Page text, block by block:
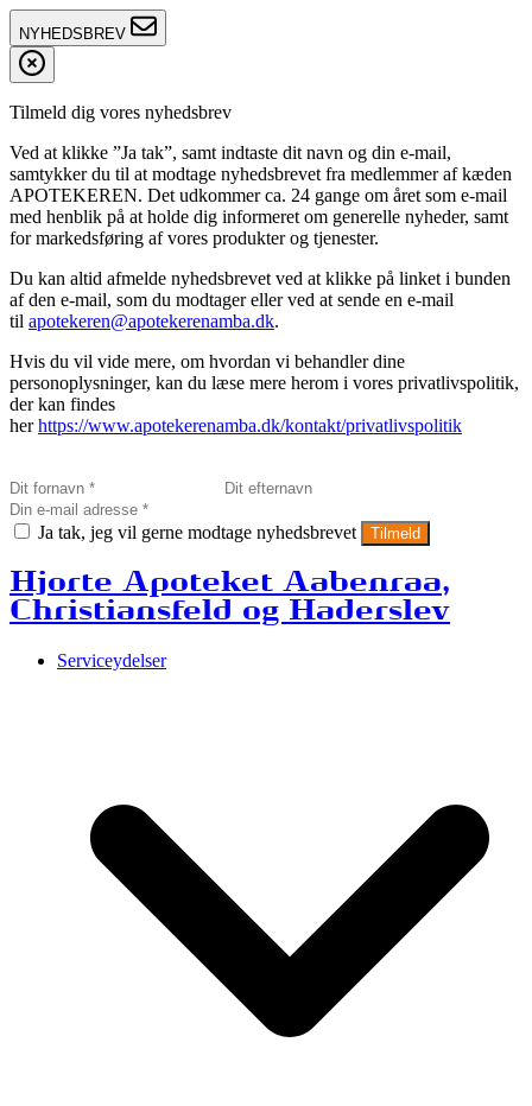
NYHEDSBREV
Tilmeld dig vores nyhedsbrev
Ved at klikke ”Ja tak”, samt indtaste dit navn og din e-mail,
samtykker du til at modtage nyhedsbrevet fra medlemmer af kæden
APOTEKEREN. Det udkommer ca. 24 gange om året som e-mail
med henblik på at holde dig informeret om generelle nyheder, samt
for markedsføring af vores produkter og tjenester.
Du kan altid afmelde nyhedsbrevet ved at klikke på linket i bunden
af den e-mail, som du modtager eller ved at sende en e-mail
til apotekeren@apotekerenamba.dk.
Hvis du vil vide mere, om hvordan vi behandler dine
personoplysninger, kan du læse mere herom i vores privatlivspolitik,
der kan findes
herhttps://www.apotekerenamba.dk/kontakt/privatlivspolitik
Ja tak, jeg vil gerne modtage nyhedsbrevet Tilmeld
Hjorte Apoteket Aabenraa,
Christiansfeld og Haderslev
Serviceydelser